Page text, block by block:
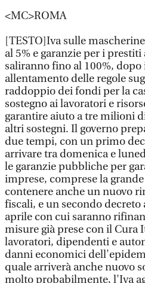
<MC>ROMA
[TESTO]Iva sulle
al 5% e garanzie per i
saliranno fino al 100%,
allentamento delle regole
raddoppio dei fondi per la
sostegno ai lavoratori e
garantire aiuto a tre milioni
altri sostegni. Il governo
due tempi, con un primo
arrivare tra domenica e
le garanzie pubbliche per
imprese, comprese la
contenere anche un nuovo
fiscali, e un secondo
aprile con cui saranno
misure già prese con il Cura
lavoratori, dipendenti e
danni economici
quale arriverà anche nuovo
molto probabilmente, l'Iva